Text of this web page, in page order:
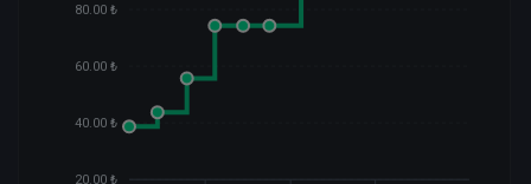
80.00 ₺
60.00 ₺
40.00 ₺
20.00 ₺